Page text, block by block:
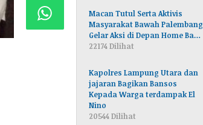
Macan Tutul Serta Aktivis
Masyarakat Bawah Palembang
Gelar Aksi di Depan Home Ba…
22174 Dilihat
Kapolres Lampung Utara dan
jajaran Bagikan Bansos
Kepada Warga terdampak El
Nino
20544 Dilihat